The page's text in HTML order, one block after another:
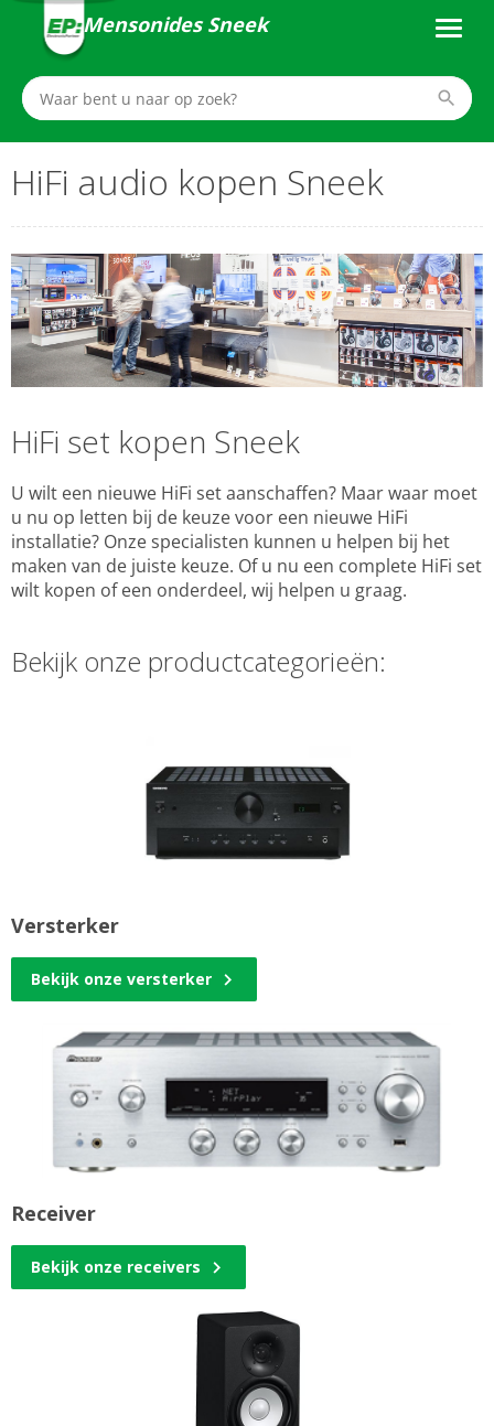
Mensonides Sneek
HiFi audio kopen Sneek
HiFi set kopen Sneek
U wilt een nieuwe HiFi set aanschaffen? Maar waar moet
u nu op letten bij de keuze voor een nieuwe HiFi
installatie? Onze specialisten kunnen u helpen bij het
maken van de juiste keuze. Of u nu een complete HiFi set
wilt kopen of een onderdeel, wij helpen u graag.
Bekijk onze productcategorieën:
Versterker
Bekijk onze versterker
Receiver
Bekijk onze receivers